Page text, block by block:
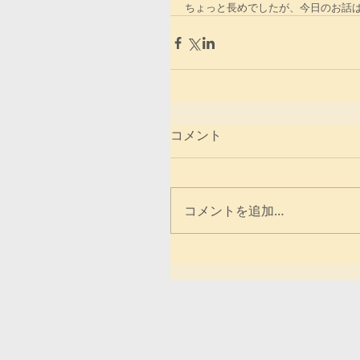
ちょっと長めでしたが、今日のお話
コメント
コメントを追加…